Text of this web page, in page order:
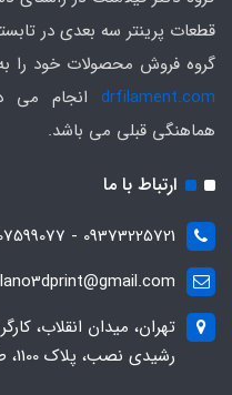
گروه فروش محصولات خود را
drfilament.com انجام می
هماهنگی قبلی می باشد.
ارتباط با ما
09373225721 - 09107599077
تهران، میدان انقلاب،
رشیدی نصب، پلاک 1100، طبقه دوم، واحد 6